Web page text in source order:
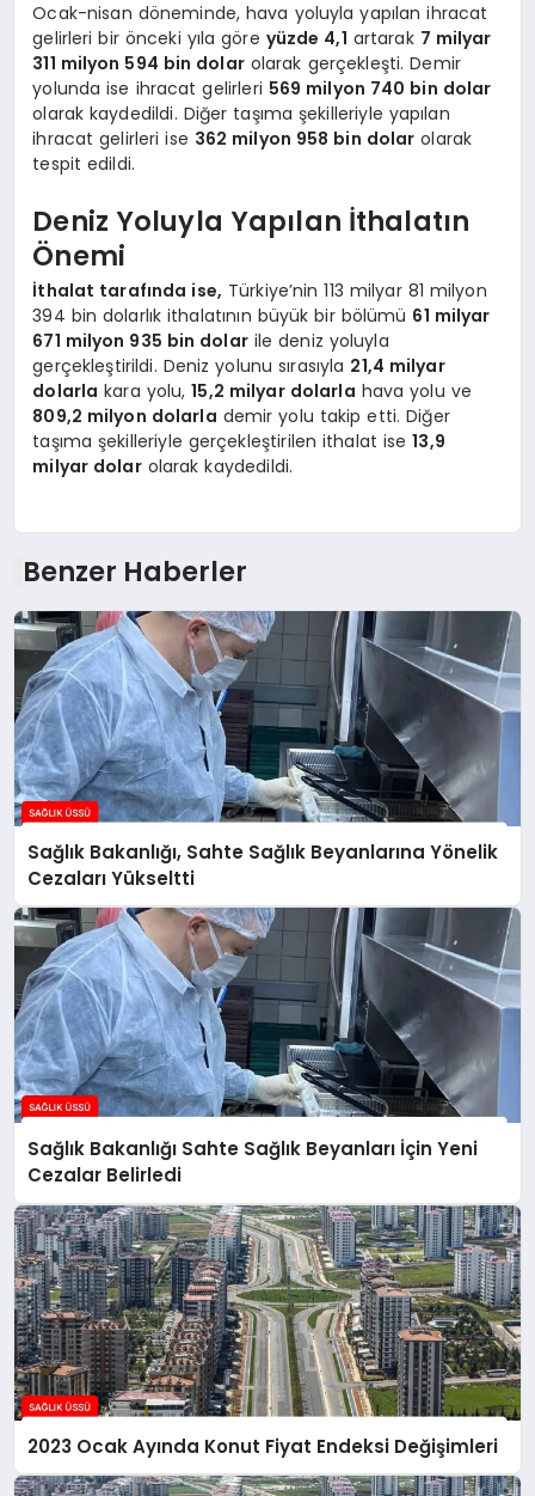
Ocak-nisan döneminde, hava yoluyla yapılan ihracat
gelirleri bir önceki yıla göre yüzde 4,1 artarak 7 milyar
311 milyon 594 bin dolarolarak gerçekleşti. Demir
yolunda ise ihracat gelirleri 569 milyon 740 bin dolar
olarak kaydedildi. Diğer taşıma şekilleriyle yapılan
ihracat gelirleri ise 362 milyon 958 bin dolar olarak
tespit edildi.
Deniz Yoluyla Yapılan İthalatın
Önemi
İthalat tarafında ise, Türkiye’nin 113 milyar 81 milyon
394 bin dolarlık ithalatının büyük bir bölümü 61 milyar
671 milyon 935 bin dolarile deniz yoluyla
gerçekleştirildi. Deniz yolunu sırasıyla 21,4 milyar
dolarla kara yolu,15,2 milyar dolarla hava yolu ve
809,2 milyon dolarla demir yolu takip etti. Diğer
taşıma şekilleriyle gerçekleştirilen ithalat ise13,9
milyar dolarolarak kaydedildi.
Benzer Haberler
Sağlık Bakanlığı, Sahte Sağlık Beyanlarına Yönelik
Cezaları Yükseltti
Sağlık Bakanlığı Sahte Sağlık Beyanları İçin Yeni
Cezalar Belirledi
2023 Ocak Ayında Konut Fiyat Endeksi Değişimleri